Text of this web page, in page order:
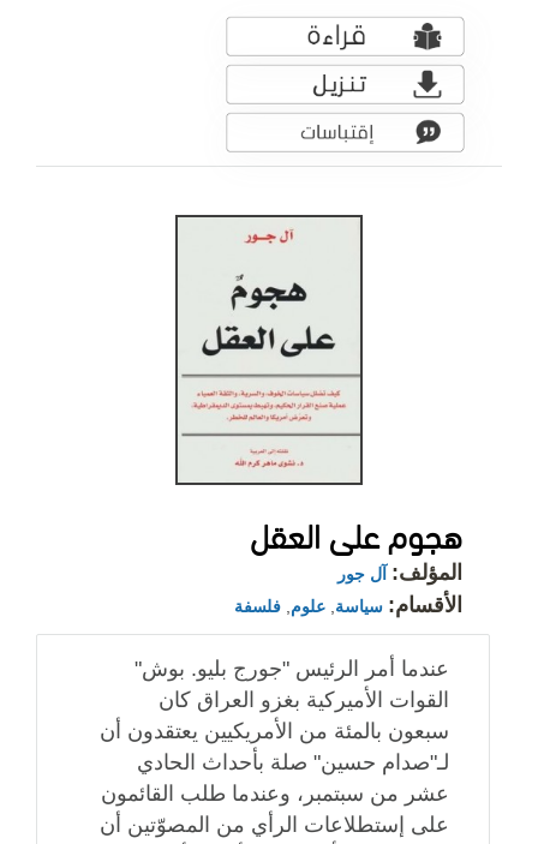
هجوم على العقل
المؤلف: آل جور
الأقسام: سياسة, علوم, فلسفة
عندما أمر الرئيس "جورج بليو. بوش"
القوات الأميركية بغزو العراق كان
سبعون بالمئة من الأمريكيين يعتقدون أن
لـ"صدام حسين" صلة بأحداث الحادي
عشر من سبتمبر، وعندما طلب القائمون
على إستطلاعات الرأي من المصوّتين أن